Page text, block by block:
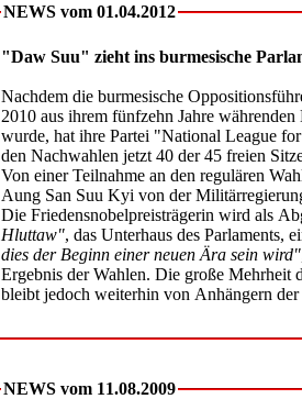
NEWS vom 01.04.2012
"Daw Suu" zieht ins burmesische
Nachdem die burmesische
2010 aus ihrem fünfzehn Jahre währenden
wurde, hat ihre Partei "National League
den Nachwahlen jetzt 40 der 45 freien
Von einer Teilnahme an den regulären
Aung San Suu Kyi von der
Die Friedensnobelpreisträgerin wird als
Hluttaw", das Unterhaus des Parlaments,
dies der Beginn einer neuen Ära sein wird"
Ergebnis der Wahlen. Die große Mehrheit
bleibt jedoch weiterhin von Anhängern
NEWS vom 11.08.2009